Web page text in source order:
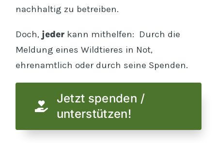
nachhaltig zu betreiben.
Doch, jeder kann mithelfen: Durch die
Meldung eines Wildtieres in Not,
ehrenamtlich oder durch seine Spenden.
Jetzt spenden /
unterstützen!